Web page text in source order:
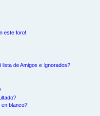
este foro!
de Amigos e Ignorados?
en blanco?